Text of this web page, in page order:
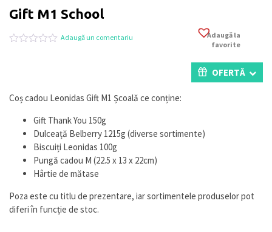
Gift M1 School
pe
baza
evaluări
clienți
Adaugă un comentariu
Adaugă la
favorite
OFERTĂ
Coș cadou Leonidas Gift M1 Școală ce conține:
Gift Thank You 150g
Dulceață Belberry 1215g (diverse sortimente)
Biscuiți Leonidas 100g
Pungă cadou M (22.5 x 13 x 22cm)
Hârtie de mătase
Poza este cu titlu de prezentare, iar sortimentele produselor pot
diferi în funcție de stoc.